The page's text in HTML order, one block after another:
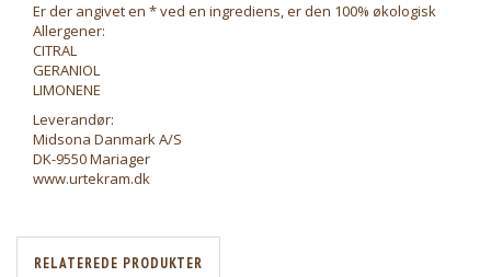
Er der angivet en * ved en ingrediens, er den 100% økologisk
Allergener:
CITRAL
GERANIOL
LIMONENE
Leverandør:
Midsona Danmark A/S
DK-9550 Mariager
www.urtekram.dk
RELATEREDE PRODUKTER